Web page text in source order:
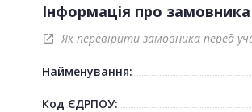
Інформація про замовника
open_in_new Як перевірити замовника перед
Найменування:
Код ЄДРПОУ: